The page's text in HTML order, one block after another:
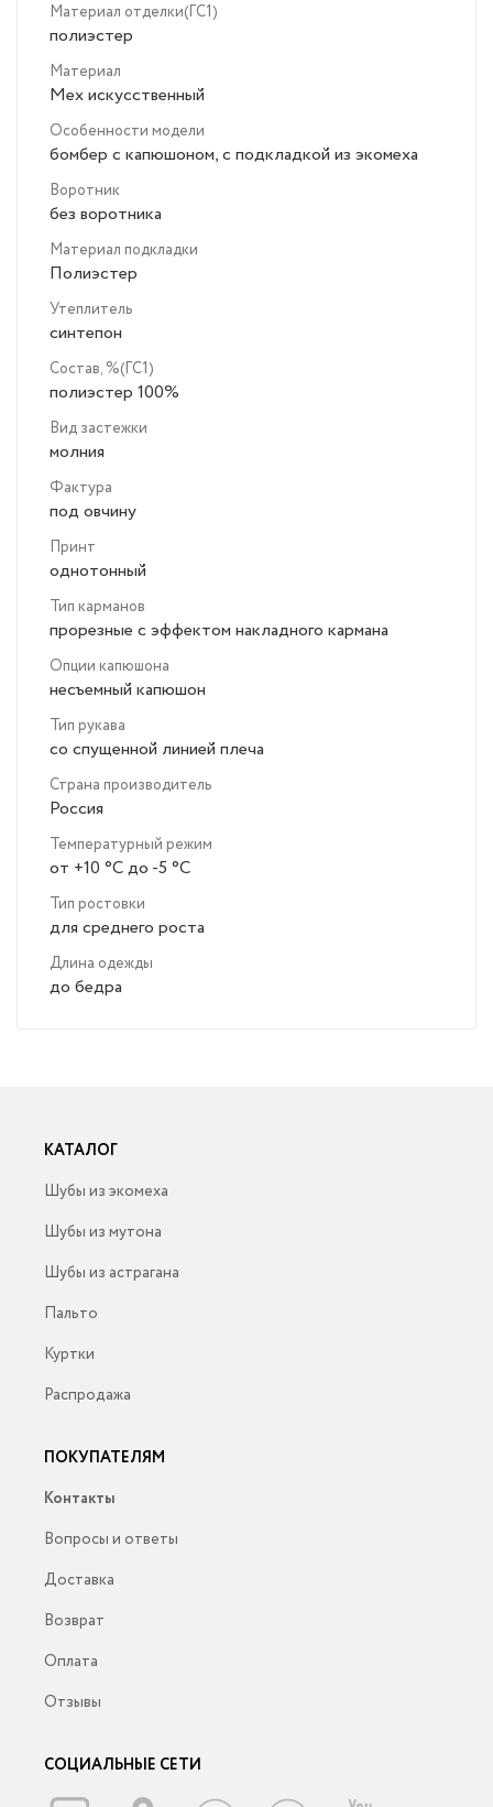
Материал отделки(ГС1)
полиэстер
Материал
Мех искусственный
Особенности модели
бомбер с капюшоном, с подкладкой из экомеха
Воротник
без воротника
Материал подкладки
Полиэстер
Утеплитель
синтепон
Состав, %(ГС1)
полиэстер 100%
Вид застежки
молния
Фактура
под овчину
Принт
однотонный
Тип карманов
прорезные с эффектом накладного кармана
Опции капюшона
несъемный капюшон
Тип рукава
со спущенной линией плеча
Страна производитель
Россия
Температурный режим
от +10 °C до -5 °C
Тип ростовки
для среднего роста
Длина одежды
до бедра
КАТАЛОГ
Шубы из экомеха
Шубы из мутона
Шубы из астрагана
Пальто
Куртки
Распродажа
ПОКУПАТЕЛЯМ
Контакты
Вопросы и ответы
Доставка
Возврат
Оплата
Отзывы
СОЦИАЛЬНЫЕ СЕТИ